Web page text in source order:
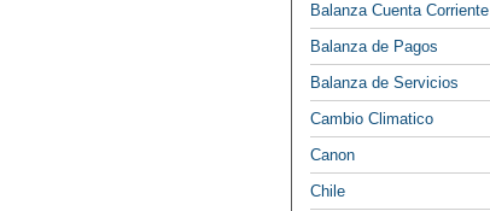
Balanza Cuenta Corriente
Balanza de Pagos
Balanza de Servicios
Cambio Climatico
Canon
Chile